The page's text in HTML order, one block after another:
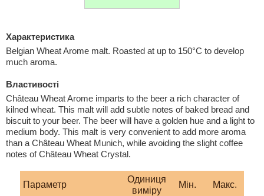
Характеристика
Belgian Wheat Arome malt. Roasted at up to 150°C to develop
much aroma.
Властивості
Château Wheat Arome imparts to the beer a rich character of
kilned wheat. This malt will add subtle notes of baked bread and
biscuit to your beer. The beer will have a golden hue and a light to
medium body. This malt is very convenient to add more aroma
than a Château Wheat Munich, while avoiding the slight coffee
notes of Château Wheat Crystal.
Параметр
Одиниця
виміру
Мiн. Макс.